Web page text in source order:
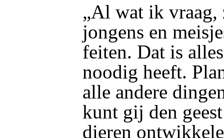
„Al wat ik
jongens en
feiten. Dat is
noodig heeft.
alle andere
kunt gij den
dieren